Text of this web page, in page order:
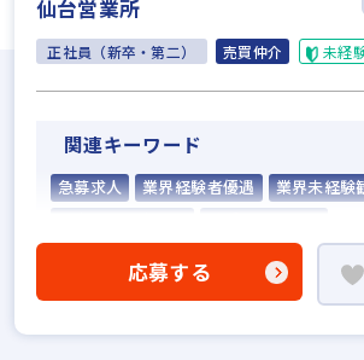
仙台営業所
正社員（新卒・第二） 売買仲介 未経
関連キーワード
急募求人 業界経験者優遇
業界未経験
宅建取引士歓迎
資格支援制度あり
研修制度あり
転勤
応募する